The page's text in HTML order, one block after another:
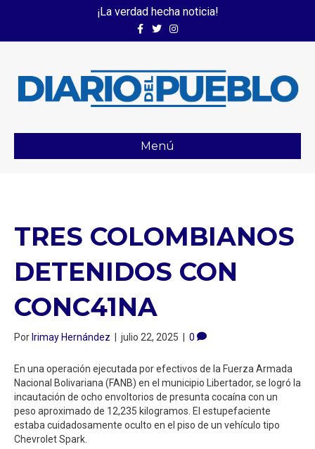
¡La verdad hecha noticia!
FacebookTwitterInstagram
Menú
TRES COLOMBIANOS
DETENIDOS CON
CONC41NA
PorIrimay Hernández | julio 22, 2025 | 0
En una operación ejecutada por efectivos de la Fuerza Armada
Nacional Bolivariana (FANB) en el municipio Libertador, se logró la
incautación de ocho envoltorios de presunta cocaína con un
peso aproximado de 12,235 kilogramos. El estupefaciente
estaba cuidadosamente oculto en el piso de un vehículo tipo
Chevrolet Spark.